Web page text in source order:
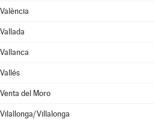
València
Vallada
Vallanca
Vallés
Venta del Moro
Vilallonga/Villalonga